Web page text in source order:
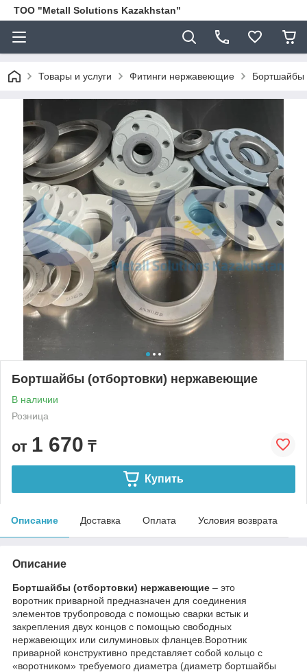
ТОО "Metall Solutions Kazakhstan"
Товары и услуги Фитинги нержавеющие Бортшайбы
Бортшайбы (отбортовки) нержавеющие
В наличии
Розница
от 1 670 ₸
Купить
Описание Доставка Оплата Условия возврата
Описание
Бортшайбы (отбортовки) нержавеющие – это
воротник приварной предназначен для соединения
элементов трубопровода с помощью сварки встык и
закрепления двух концов с помощью свободных
нержавеющих или силуминовых фланцев.Воротник
приварной конструктивно представляет собой кольцо с
«воротником» требуемого диаметра (диаметр бортшайбы